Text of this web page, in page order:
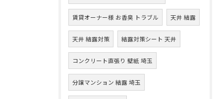
賃貸オーナー様 お香臭 トラブル 天井 結露
天井 結露対策 結露対策シート 天井
コンクリート直張り 壁紙 埼玉
分譲マンション 結露 埼玉